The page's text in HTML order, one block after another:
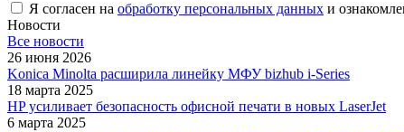
Я согласен на обработку персональных данных и
Новости
Все новости
26 июня 2026
Konica Minolta расширила линейку МФУ bizhub i-Series
18 марта 2025
HP усиливает безопасность офисной печати в новых LaserJet
6 марта 2025